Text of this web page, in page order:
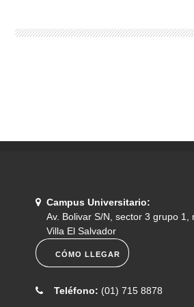
Campus Universitario:
Av. Bolivar S/N, sector 3 grupo 1,
Villa El Salvador
CÓMO LLEGAR
Teléfono: (01) 715 8878